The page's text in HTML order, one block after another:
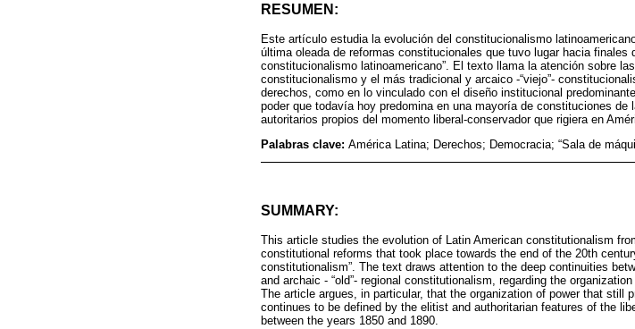
RESUMEN:
Este artículo estudia la evolución del constitucionalismo
última oleada de reformas constitucionales que tuvo lugar hacia finales
constitucionalismo latinoamericano”. El texto llama la atención sobre
constitucionalismo y el más tradicional y arcaico -“viejo”-
derechos, como en lo vinculado con el diseño institucional
poder que todavía hoy predomina en una mayoría de constituciones
autoritarios propios del momento liberal-conservador que rigiera en
Palabras clave: América Latina; Derechos; Democracia; “Sala de
SUMMARY:
This article studies the evolution of Latin American constitutionalism
constitutional reforms that took place towards the end of the 20th
constitutionalism”. The text draws attention to the deep continuities
and archaic - “old”- regional constitutionalism, regarding the
The article argues, in particular, that the organization of power that still
continues to be defined by the elitist and authoritarian features of the
between the years 1850 and 1890.